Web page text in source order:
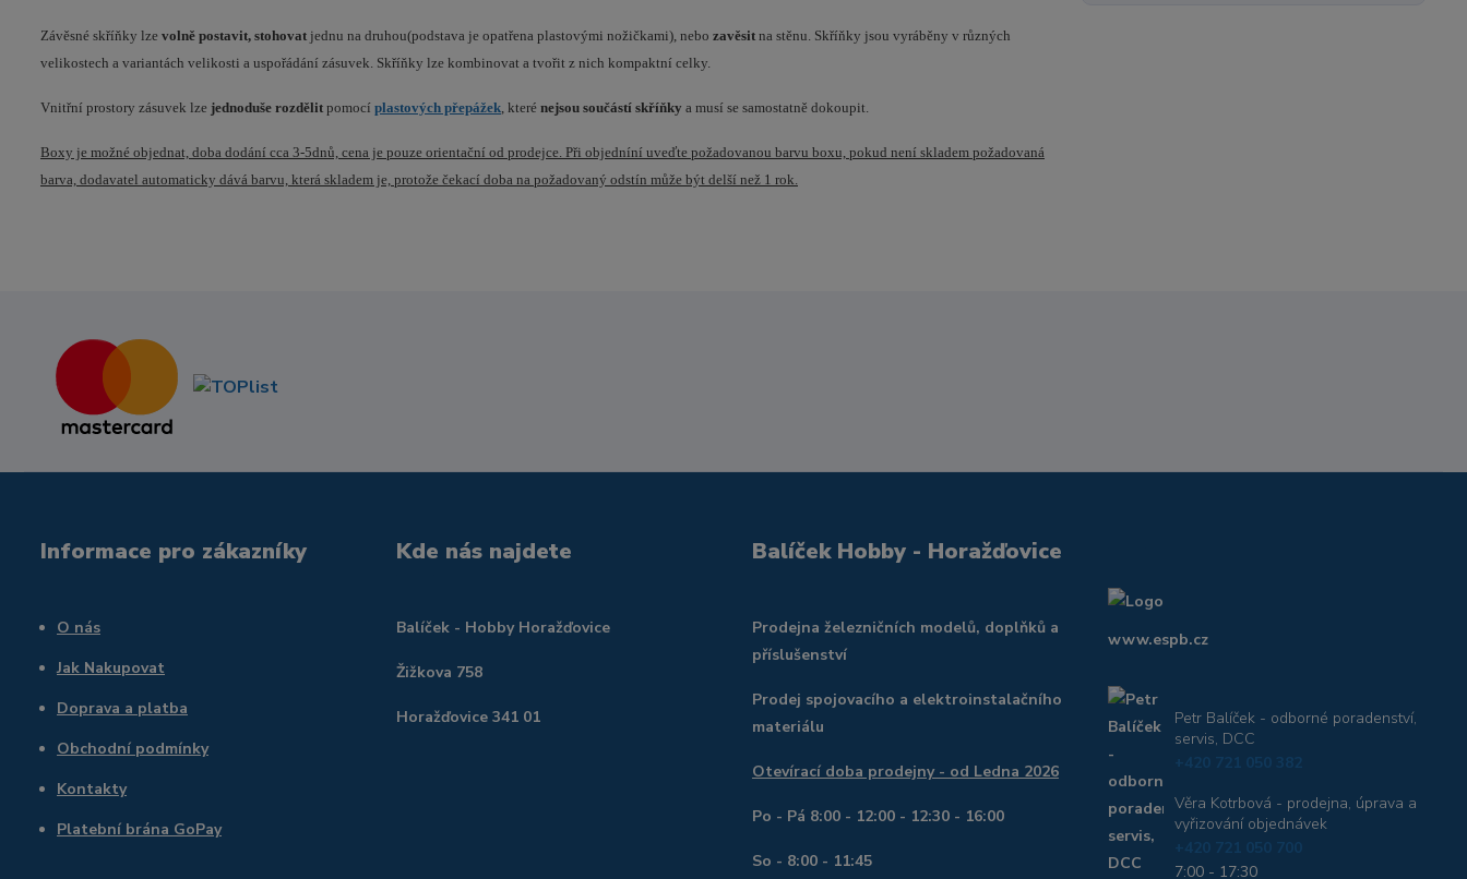
Závěsné skříňky lze volně postavit, stohovat jednu na druhou(podstava je opatřena plastovými nožičkami), nebo zavěsit na stěnu. Skříňky jsou vyráběny v různých
velikostech a variantách velikosti a uspořádání zásuvek. Skříňky lze kombinovat a tvořit z nich kompaktní celky.
Vnitřní prostory zásuvek lze jednoduše rozdělit pomocí plastových přepážek, které nejsou součástí skříňky a musí se samostatně dokoupit.
Boxy je možné objednat, doba dodání cca 3-5dnů, cena je pouze orientační od prodejce. Při objedníní uveďte požadovanou barvu boxu, pokud není skladem požadovaná
barva, dodavatel automaticky dává barvu, která skladem je, protože čekací doba na požadovaný odstín může být delší než 1 rok.
Informace pro zákazníky
O nás
Jak Nakupovat
Doprava a platba
Obchodní podmínky
Kontakty
Platební brána GoPay
Kde nás najdete
Balíček - Hobby Horažďovice
Žižkova 758
Horažďovice 341 01
Balíček Hobby - Horažďovice
Prodejna železničních modelů, doplňků a
příslušenství
Prodej spojovacího a elektroinstalačního
materiálu
Otevírací doba prodejny - od Ledna 2026
Po - Pá 8:00 - 12:00 - 12:30 - 16:00
So - 8:00 - 11:45
www.espb.cz
Petr Balíček - odborné poradenství,
servis, DCC
+420 721 050 382
Věra Kotrbová - prodejna, úprava a
vyřizování objednávek
+420 721 050 700
7:00 - 17:30